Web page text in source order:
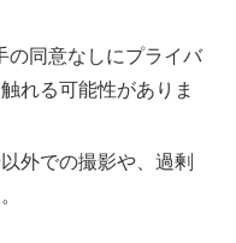
の同意なしにプライバ
れる可能性がありま
外での撮影や、過剰